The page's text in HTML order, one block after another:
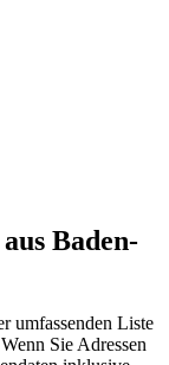
Baden-
umfassenden Liste
Sie Adressen